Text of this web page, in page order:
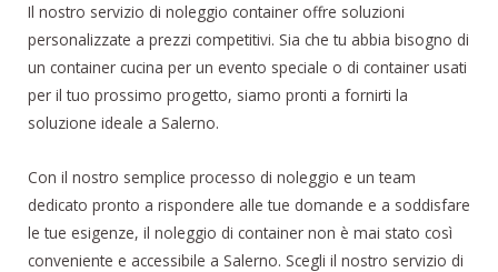
Il nostro servizio di noleggio container offre soluzioni
personalizzate a prezzi competitivi. Sia che tu abbia bisogno di
un container cucina per un evento speciale o di container usati
per il tuo prossimo progetto, siamo pronti a fornirti la
soluzione ideale a Salerno.
Con il nostro semplice processo di noleggio e un team
dedicato pronto a rispondere alle tue domande e a soddisfare
le tue esigenze, il noleggio di container non è mai stato così
conveniente e accessibile a Salerno. Scegli il nostro servizio di